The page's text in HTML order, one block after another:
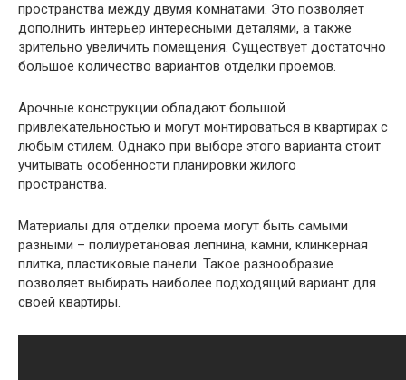
пространства между двумя комнатами. Это позволяет
дополнить интерьер интересными деталями, а также
зрительно увеличить помещения. Существует достаточно
большое количество вариантов отделки проемов.
Арочные конструкции обладают большой
привлекательностью и могут монтироваться в квартирах с
любым стилем. Однако при выборе этого варианта стоит
учитывать особенности планировки жилого
пространства.
Материалы для отделки проема могут быть самыми
разными – полиуретановая лепнина, камни, клинкерная
плитка, пластиковые панели. Такое разнообразие
позволяет выбирать наиболее подходящий вариант для
своей квартиры.